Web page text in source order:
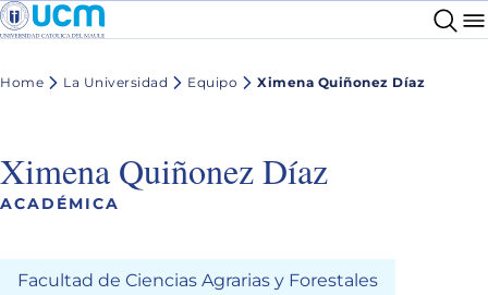
Home La Universidad Equipo Ximena Quiñonez Díaz
Ximena Quiñonez Díaz
ACADÉMICA
Facultad de Ciencias Agrarias y Forestales